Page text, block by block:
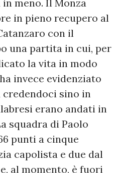
meno. Il Monza
in pieno recupero al
con il
una partita in cui, per
la vita in modo
invece evidenziato
sino in
erano andati in
squadra di Paolo
punti a cinque
capolista e due dal
al momento, è fuori